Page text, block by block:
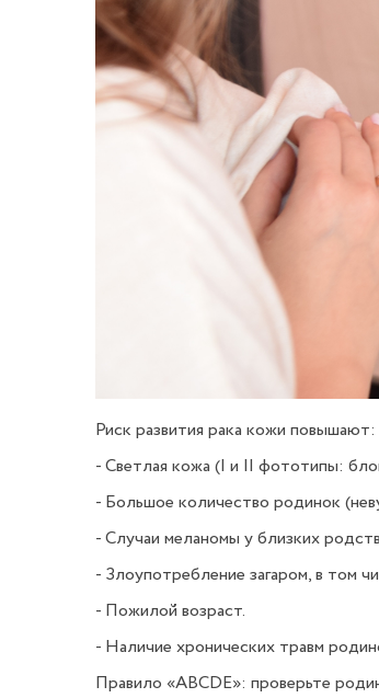
Риск развития рака кожи повышают:
- Светлая кожа (I и II фототипы:
- Большое количество родинок
- Случаи меланомы у близких
- Злоупотребление загаром, в том
- Пожилой возраст.
- Наличие хронических травм
Правило «ABCDE»: проверьте